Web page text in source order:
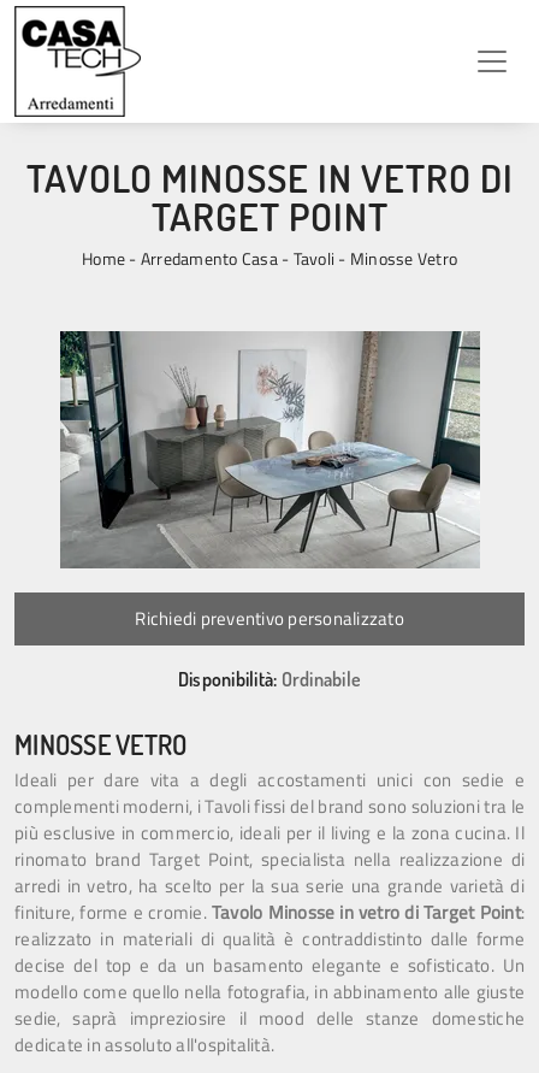
TAVOLO MINOSSE IN VETRO DI
TARGET POINT
Home-Arredamento Casa-Tavoli - Minosse Vetro
Richiedi preventivo personalizzato
Disponibilità: Ordinabile
MINOSSE VETRO
Ideali per dare vita a degli accostamenti unici con sedie e
complementi moderni, i Tavoli fissi del brand sono soluzioni tra le
più esclusive in commercio, ideali per il living e la zona cucina. Il
rinomato brand Target Point, specialista nella realizzazione di
arredi in vetro, ha scelto per la sua serie una grande varietà di
finiture, forme e cromie.Tavolo Minosse in vetro di Target Point:
realizzato in materiali di qualità è contraddistinto dalle forme
decise del top e da un basamento elegante e sofisticato. Un
modello come quello nella fotografia, in abbinamento alle giuste
sedie, saprà impreziosire il mood delle stanze domestiche
dedicate in assoluto all'ospitalità.